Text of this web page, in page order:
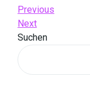
Beitrags-
Previous
Post
Previous
Next
Post
Next
Suchen